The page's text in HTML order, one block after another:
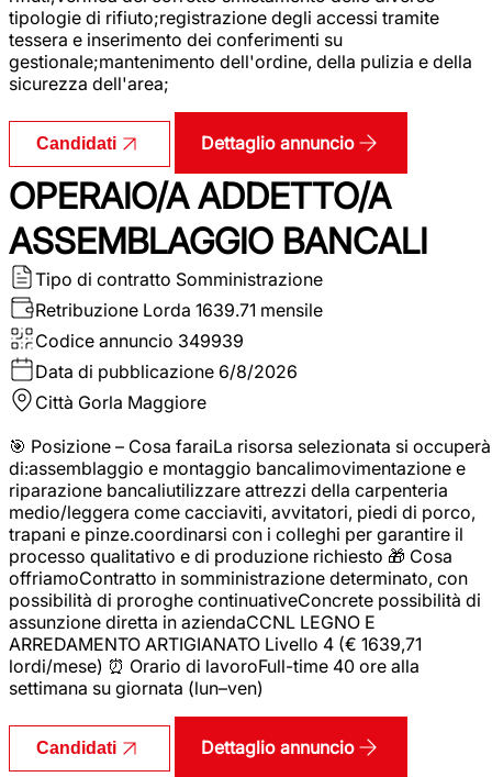
tipologie di rifiuto;registrazione degli accessi tramite
tessera e inserimento dei conferimenti su
gestionale;mantenimento dell'ordine, della pulizia e della
sicurezza dell'area;
Candidati Dettaglio annuncio
OPERAIO/A ADDETTO/A
ASSEMBLAGGIO BANCALI
Tipo di contratto Somministrazione
Retribuzione Lorda 1639.71 mensile
Codice annuncio 349939
Data di pubblicazione 6/8/2026
Città Gorla Maggiore
🎯 Posizione – Cosa faraiLa risorsa selezionata si occuperà
di:assemblaggio e montaggio bancalimovimentazione e
riparazione bancaliutilizzare attrezzi della carpenteria
medio/leggera come cacciaviti, avvitatori, piedi di porco,
trapani e pinze.coordinarsi con i colleghi per garantire il
processo qualitativo e di produzione richiesto 🎁 Cosa
offriamoContratto in somministrazione determinato, con
possibilità di proroghe continuativeConcrete possibilità di
assunzione diretta in aziendaCCNL LEGNO E
ARREDAMENTO ARTIGIANATO Livello 4 (€ 1639,71
lordi/mese) ⏰ Orario di lavoroFull-time 40 ore alla
settimana su giornata (lun–ven)
Candidati Dettaglio annuncio